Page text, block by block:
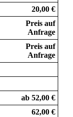
20,00 €
Preis auf
Anfrage
Preis auf
Anfrage
ab 52,00 €
62,00 €